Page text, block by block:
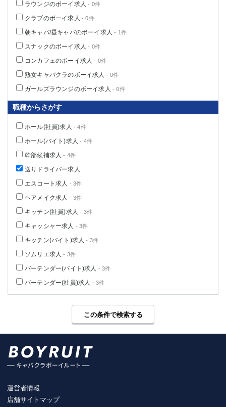
ラウンジのボーイ求人 - 0件
クラブのボーイ求人 - 0件
朝キャバ/昼キャバのボーイ求人 - 1件
スナックのボーイ求人 - 0件
コンカフェのボーイ求人 - 0件
熟女キャバクラのボーイ求人 - 0件
ガールズラウンジのボーイ求人 - 0件
職種からさがす
ホール(社員)求人 - 4件
ホール(バイト)求人 - 4件
幹部候補求人 - 4件
送りドライバー求人
エスコート求人 - 3件
ヘアメイク求人 - 3件
キッチン(社員)求人 - 3件
キャッシャー求人 - 3件
キッチン(バイト)求人 - 3件
ソムリエ求人 - 3件
バーテンダー(バイト)求人 - 3件
バーテンダー(社員)求人 - 3件
この条件で検索する
運営者情報
店舗サイトマップ